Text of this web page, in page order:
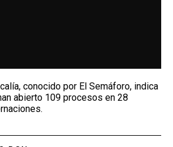
conocido por El Semáforo, indica
abierto 109 procesos en 28